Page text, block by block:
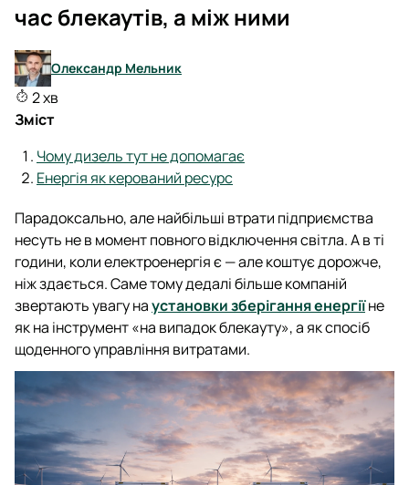
час блекаутів, а між ними
Олександр Мельник
2 хв
Зміст
Чому дизель тут не допомагає
Енергія як керований ресурс
Парадоксально, але найбільші втрати підприємства
несуть не в момент повного відключення світла. А в ті
години, коли електроенергія є — але коштує дорожче,
ніж здається. Саме тому дедалі більше компаній
звертають увагу наустановки зберігання енергіїне
як на інструмент «на випадок блекауту», а як спосіб
щоденного управління витратами.